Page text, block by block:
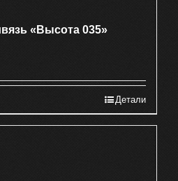
«Высота 035»
Детали